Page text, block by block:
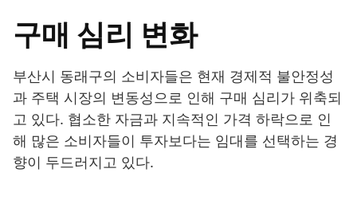
구매 심리 변화
부산시 동래구의 소비자들은 현재 경제적 불안정성
과 주택 시장의 변동성으로 인해 구매 심리가 위축되
고 있다. 협소한 자금과 지속적인 가격 하락으로 인
해 많은 소비자들이 투자보다는 임대를 선택하는 경
향이 두드러지고 있다.